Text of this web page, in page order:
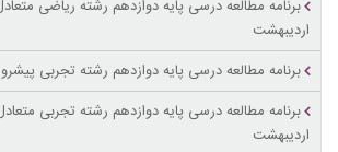
اردیبهشت
برنامه مطالعه درسی پایه دوازدهم رشته تجربی پیشرو 18 الی 24 اردیبهشت
اردیبهشت